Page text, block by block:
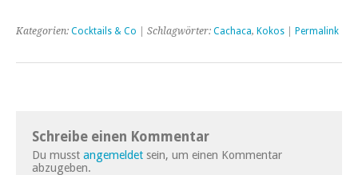
Kategorien: Cocktails & Co | Schlagwörter: Cachaca, Kokos Permalink
Schreibe einen Kommentar
Du musst angemeldet sein, um einen Kommentar
abzugeben.